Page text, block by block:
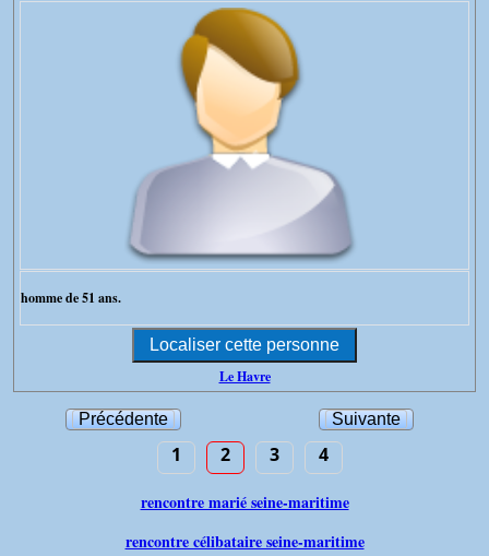
homme de 51 ans.
Le Havre
Précédente Suivante
1 2 3 4
rencontre marié seine-maritime
rencontre célibataire seine-maritime